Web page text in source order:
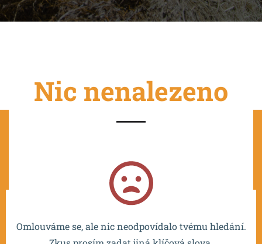
Nic nenalezeno
Omlouváme se, ale nic neodpovídalo tvému hledání.